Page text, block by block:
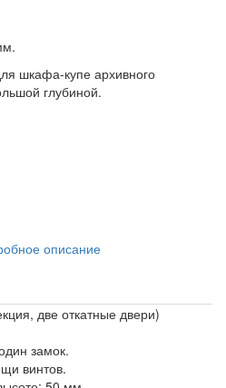
шкафа-купе архивного
глубиной.
описание
две откатные двери)
замок.
винтов.